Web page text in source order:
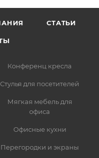
СТАТЬИ
Конференц кресла
Стулья для посетителей
Мягкая мебель для
офиса
Офисные кухни
Перегородки и экраны